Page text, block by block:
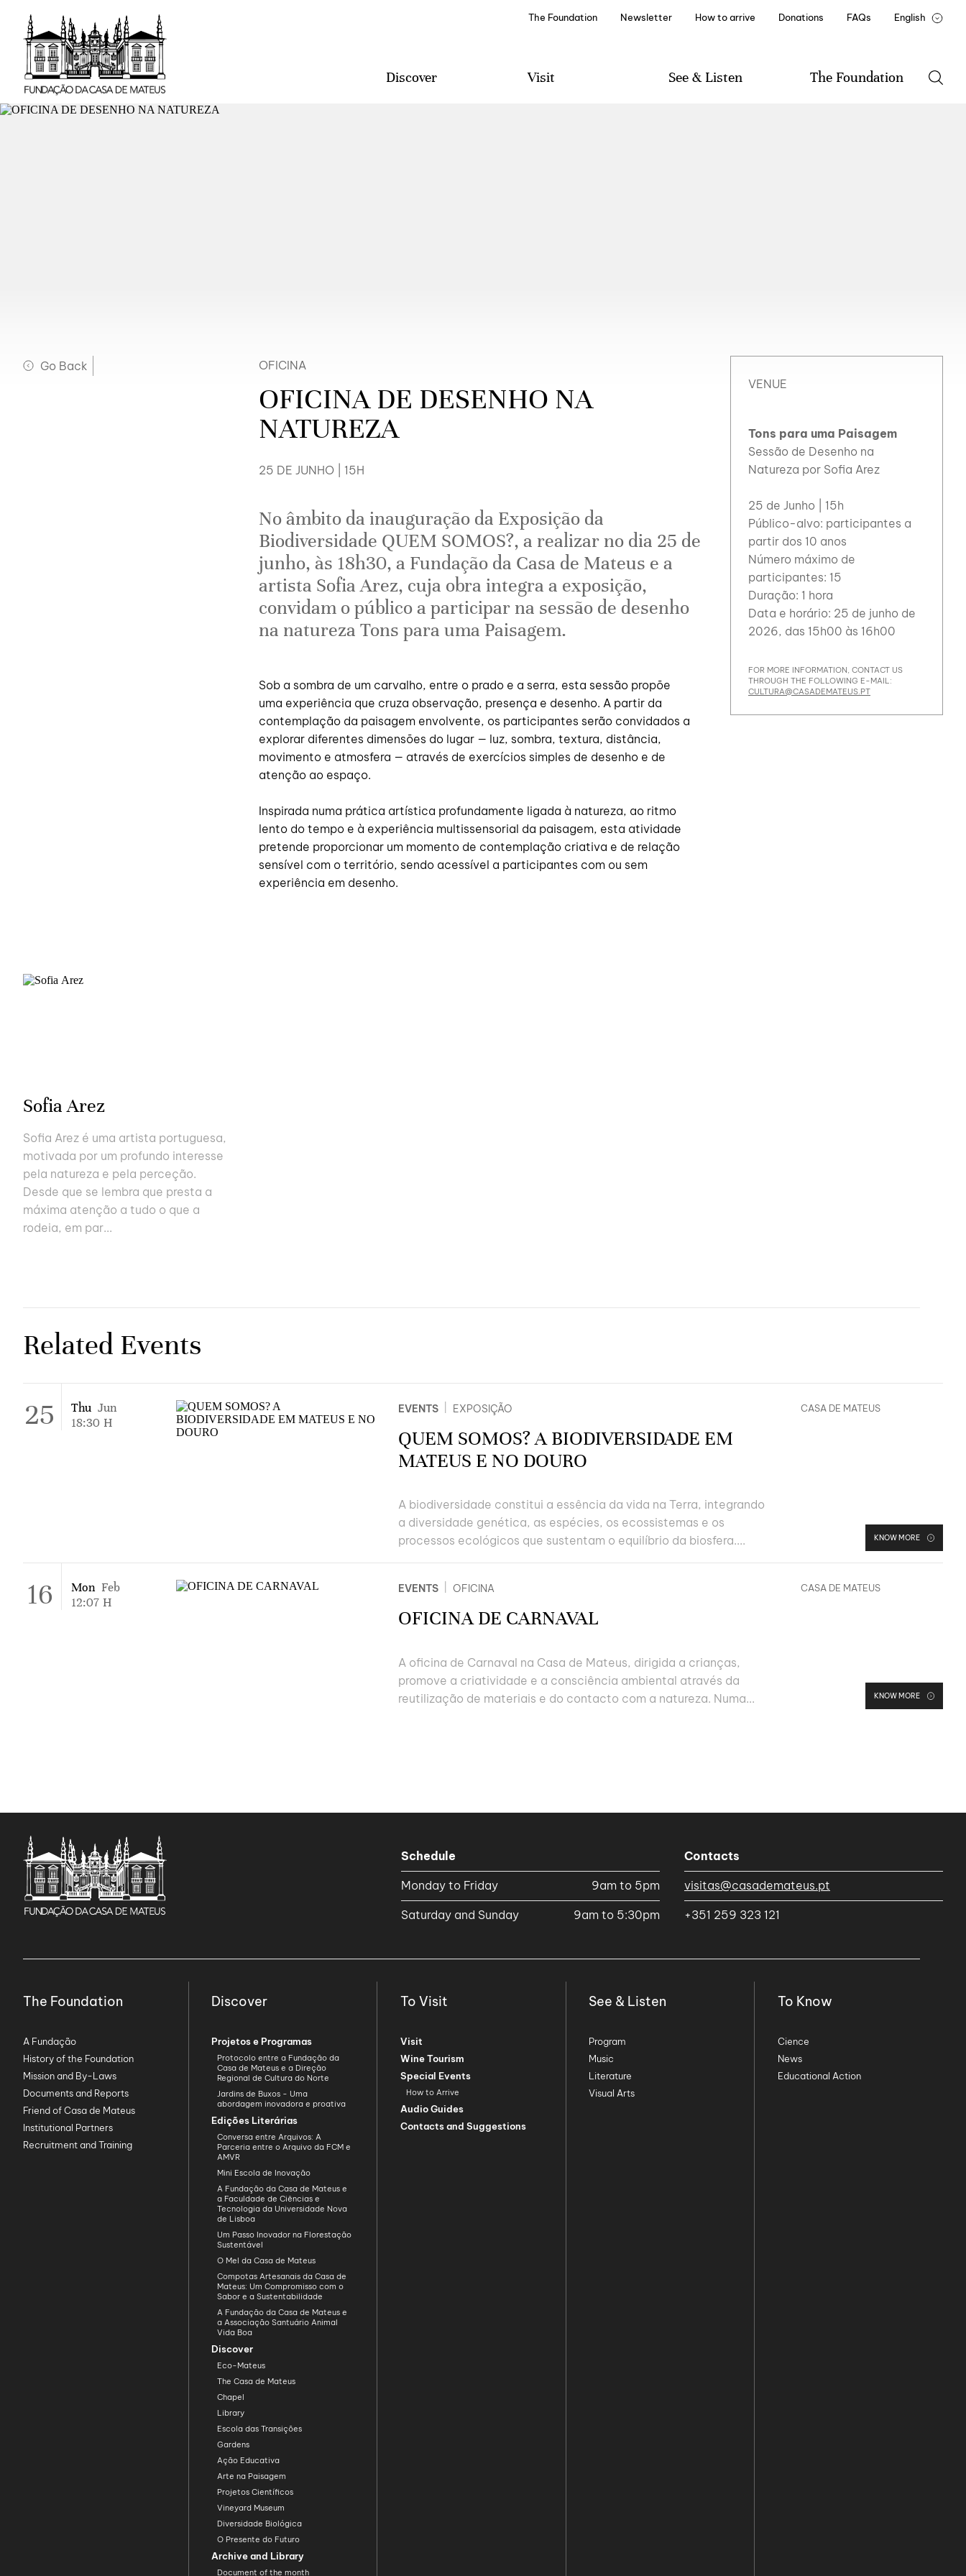
The Foundation Newsletter How to arrive Donations FAQs English
Discover Visit See & Listen The Foundation
Go Back OFICINA
OFICINA DE DESENHO NA
NATUREZA
25 DE JUNHO | 15H
No âmbito da inauguração da Exposição da
Biodiversidade QUEM SOMOS?, a realizar no dia 25 de
junho, às 18h30, a Fundação da Casa de Mateus e a
artista Sofia Arez, cuja obra integra a exposição,
convidam o público a participar na sessão de desenho
na natureza Tons para uma Paisagem.
Sob a sombra de um carvalho, entre o prado e a serra, esta sessão propõe
uma experiência que cruza observação, presença e desenho. A partir da
contemplação da paisagem envolvente, os participantes serão convidados a
explorar diferentes dimensões do lugar — luz, sombra, textura, distância,
movimento e atmosfera — através de exercícios simples de desenho e de
atenção ao espaço.
Inspirada numa prática artística profundamente ligada à natureza, ao ritmo
lento do tempo e à experiência multissensorial da paisagem, esta atividade
pretende proporcionar um momento de contemplação criativa e de relação
sensível com o território, sendo acessível a participantes com ou sem
experiência em desenho.
VENUE
Tons para uma Paisagem
Sessão de Desenho na
Natureza por Sofia Arez
25 de Junho | 15h
Público-alvo: participantes a
partir dos 10 anos
Número máximo de
participantes: 15
Duração: 1 hora
Data e horário: 25 de junho de
2026, das 15h00 às 16h00
FOR MORE INFORMATION, CONTACT US
THROUGH THE FOLLOWING E-MAIL:
CULTURA@CASADEMATEUS.PT
Sofia Arez
Sofia Arez é uma artista portuguesa,
motivada por um profundo interesse
pela natureza e pela perceção.
Desde que se lembra que presta a
máxima atenção a tudo o que a
rodeia, em par...
Related Events
25 Thu Jun
18:30 H
EVENTS EXPOSIÇÃO
QUEM SOMOS? A BIODIVERSIDADE EM
MATEUS E NO DOURO
A biodiversidade constitui a essência da vida na Terra, integrando
a diversidade genética, as espécies, os ecossistemas e os
processos ecológicos que sustentam o equilíbrio da biosfera....
CASA DE MATEUS
KNOW MORE
16 Mon Feb
12:07 H
EVENTS OFICINA
OFICINA DE CARNAVAL
A oficina de Carnaval na Casa de Mateus, dirigida a crianças,
promove a criatividade e a consciência ambiental através da
reutilização de materiais e do contacto com a natureza. Numa...
CASA DE MATEUS
KNOW MORE
Schedule
Monday to Friday 9am to 5pm
Saturday and Sunday 9am to 5:30pm
Contacts
visitas@casademateus.pt
+351 259 323 121
The Foundation
A Fundação
History of the Foundation
Mission and By-Laws
Documents and Reports
Friend of Casa de Mateus
Institutional Partners
Recruitment and Training
Discover
Projetos e Programas
Protocolo entre a Fundação da
Casa de Mateus e a Direção
Regional de Cultura do Norte
Jardins de Buxos - Uma
abordagem inovadora e proativa
Edições Literárias
Conversa entre Arquivos: A
Parceria entre o Arquivo da FCM e
AMVR
Mini Escola de Inovação
A Fundação da Casa de Mateus e
a Faculdade de Ciências e
Tecnologia da Universidade Nova
de Lisboa
Um Passo Inovador na Florestação
Sustentável
O Mel da Casa de Mateus
Compotas Artesanais da Casa de
Mateus: Um Compromisso com o
Sabor e a Sustentabilidade
A Fundação da Casa de Mateus e
a Associação Santuário Animal
Vida Boa
Discover
Eco-Mateus
The Casa de Mateus
Chapel
Library
Escola das Transições
Gardens
Ação Educativa
Arte na Paisagem
Projetos Científicos
Vineyard Museum
Diversidade Biológica
O Presente do Futuro
Archive and Library
Document of the month
To Visit
Visit
Wine Tourism
Special Events
How to Arrive
Audio Guides
Contacts and Suggestions
See & Listen
Program
Music
Literature
Visual Arts
To Know
Cience
News
Educational Action